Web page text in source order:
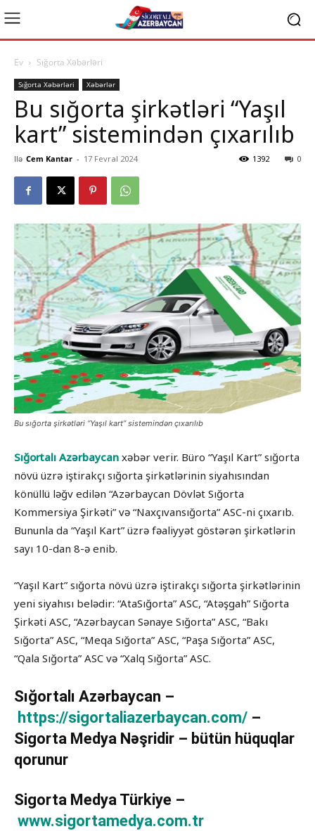
Ev Sığorta Xəbərləri
Sığorta Xəbərləri Xəbərlər
Bu sığorta şirkətləri “Yaşıl
kart” sistemindən çıxarılıb
Ilə Cem Kantar - 17 Fevral 2024 0
1392
Bu sığorta şirkətləri “Yaşıl kart” sistemindən çıxarılıb
Sığortalı Azərbaycan xəbər verir. Büro “Yaşıl Kart” sığorta
növü üzrə iştirakçı sığorta şirkətlərinin siyahısından
könüllü ləğv edilən “Azərbaycan Dövlət Sığorta
Kommersiya Şirkəti” və “Naxçıvansığorta” ASC-ni çıxarıb.
Bununla da “Yaşıl Kart” üzrə fəaliyyət göstərən şirkətlərin
sayı 10-dan 8-ə enib.
“Yaşıl Kart” sığorta növü üzrə iştirakçı sığorta şirkətlərinin
yeni siyahısı belədir: “AtaSığorta” ASC, “Atəşgah” Sığorta
Şirkəti ASC, “Azərbaycan Sənaye Sığorta” ASC, “Bakı
Sığorta” ASC, “Meqa Sığorta” ASC, “Paşa Sığorta” ASC,
“Qala Sığorta” ASC və “Xalq Sığorta” ASC.
Sığortalı Azərbaycan –
https://sigortaliazerbaycan.com/ –
Sigorta Medya Nəşridir – bütün hüquqlar
qorunur
Sigorta Medya Türkiye –
www.sigortamedya.com.tr